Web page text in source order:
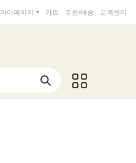
마이페이지 카트 주문/배송 고객센터